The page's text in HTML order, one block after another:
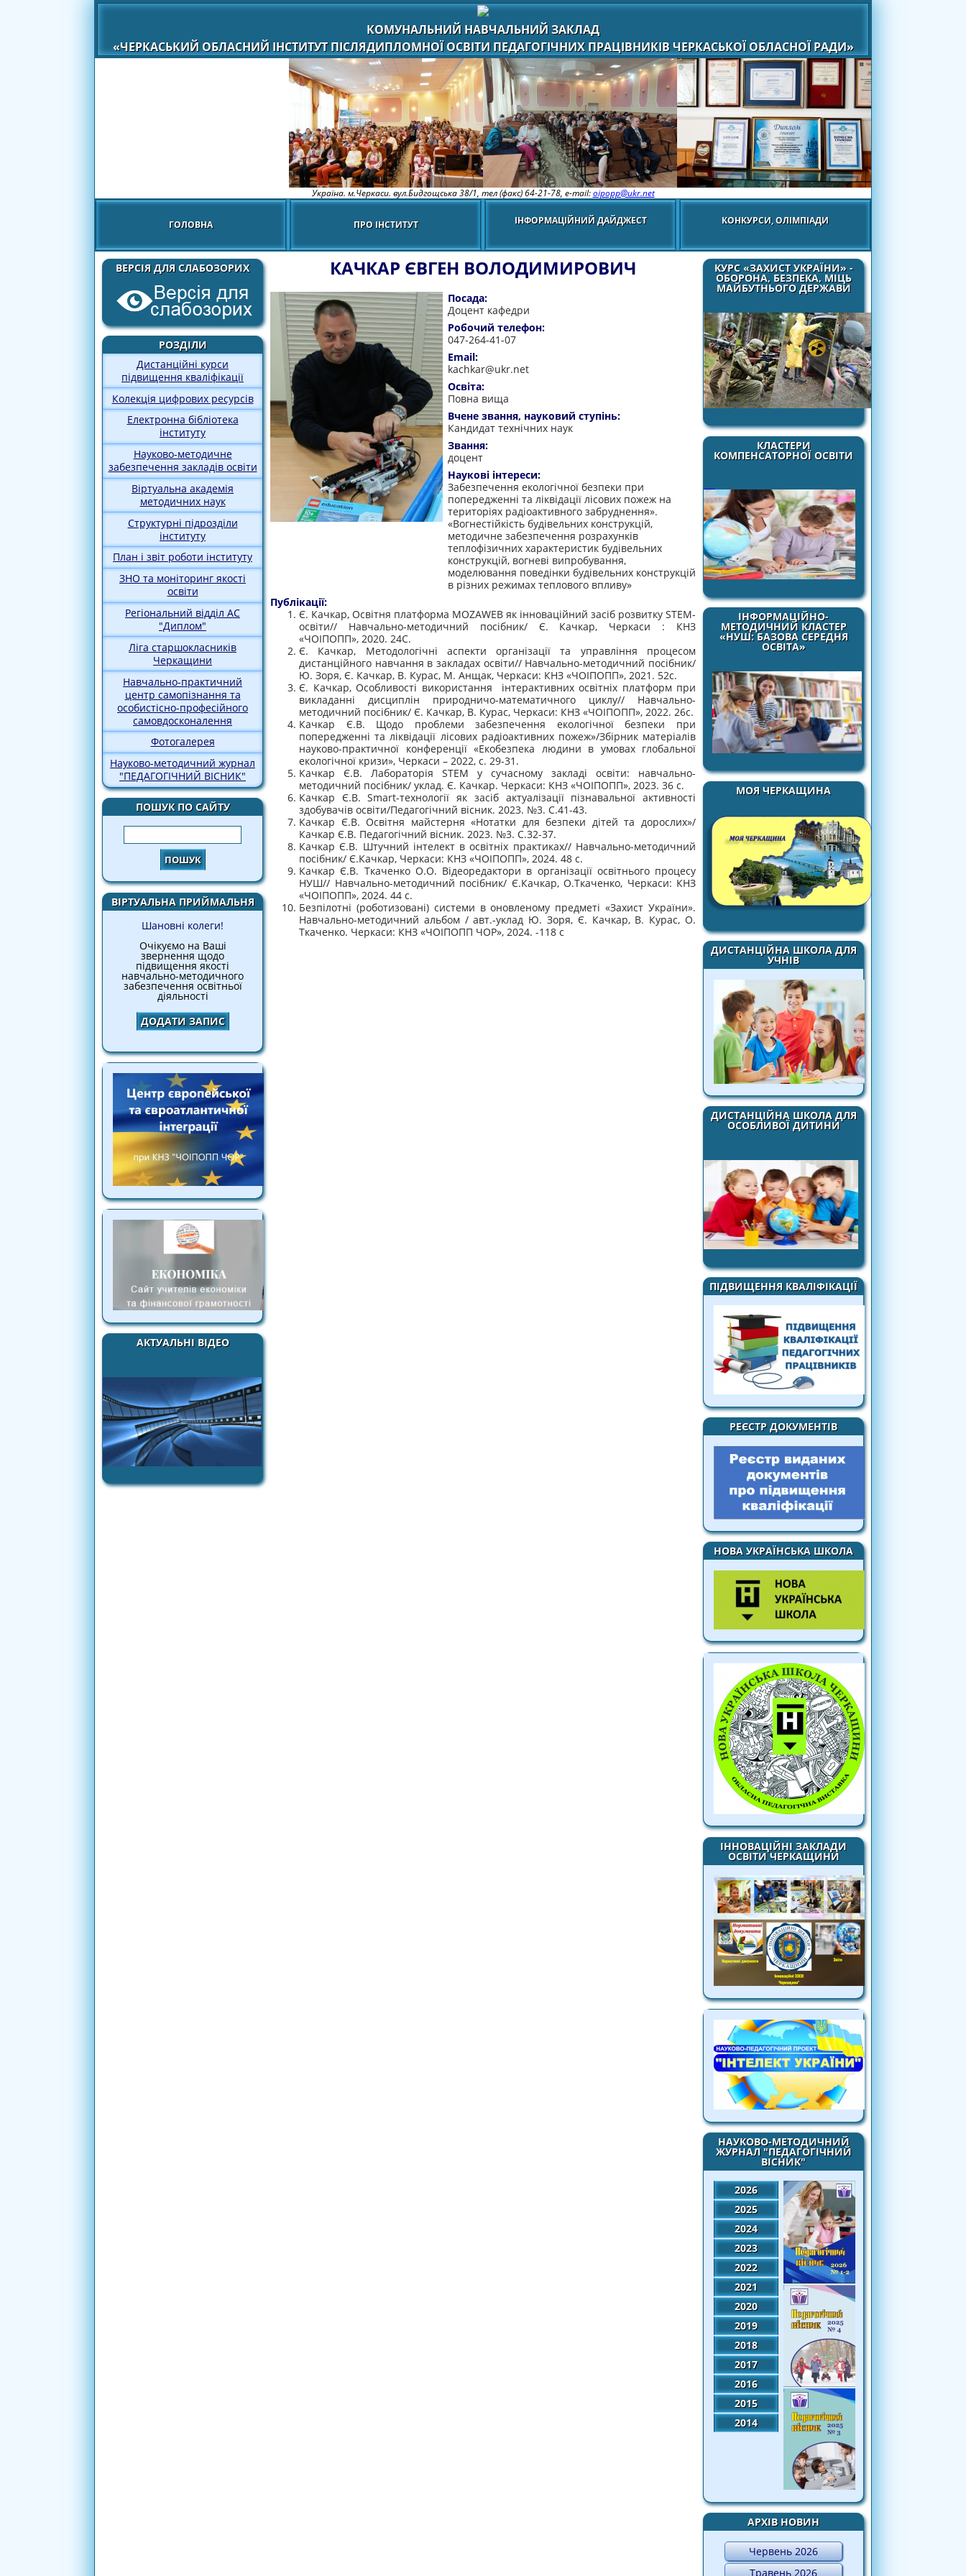
КОМУНАЛЬНИЙ НАВЧАЛЬНИЙ ЗАКЛАД
«ЧЕРКАСЬКИЙ ОБЛАСНИЙ ІНСТИТУТ ПІСЛЯДИПЛОМНОЇ ОСВІТИ ПЕДАГОГІЧНИХ ПРАЦІВНИКІВ ЧЕРКАСЬКОЇ ОБЛАСНОЇ РАДИ»
Україна. м.Черкаси. вул.Бидгощська 38/1, тел (факс) 64-21-78, e-mail:oipopp@ukr.net
ГОЛОВНА ПРО ІНСТИТУТ ІНФОРМАЦІЙНИЙ ДАЙДЖЕСТ КОНКУРСИ, ОЛІМПІАДИ
ВЕРСІЯ ДЛЯ СЛАБОЗОРИХ
РОЗДІЛИ
Дистанційні курси
підвищення кваліфікації
Колекція цифрових ресурсів
Електронна бібліотека
інституту
Науково-методичне
забезпечення закладів освіти
Віртуальна академія
методичних наук
Структурні підрозділи
інституту
План і звіт роботи інституту
ЗНО та моніторинг якості
освіти
Регіональний відділ АС
"Диплом"
Ліга старшокласників
Черкащини
Навчально-практичний
центр самопізнання та
особистісно-професійного
самовдосконалення
Фотогалерея
Науково-методичний журнал
"ПЕДАГОГІЧНИЙ ВІСНИК"
ПОШУК ПО САЙТУ
Пошук
ВІРТУАЛЬНА ПРИЙМАЛЬНЯ
Шановні колеги!
Очікуємо на Ваші
звернення щодо
підвищення якості
навчально-методичного
забезпечення освітньої
діяльності
ДОДАТИ ЗАПИС
АКТУАЛЬНІ ВІДЕО
КУРС «ЗАХИСТ УКРАЇНИ» -
ОБОРОНА, БЕЗПЕКА, МІЦЬ
МАЙБУТНЬОГО ДЕРЖАВИ
КЛАСТЕРИ
КОМПЕНСАТОРНОЇ ОСВІТИ
ІНФОРМАЦІЙНО-
МЕТОДИЧНИЙ КЛАСТЕР
«НУШ: БАЗОВА СЕРЕДНЯ
ОСВІТА»
МОЯ ЧЕРКАЩИНА
ДИСТАНЦІЙНА ШКОЛА ДЛЯ
УЧНІВ
ДИСТАНЦІЙНА ШКОЛА ДЛЯ
ОСОБЛИВОЇ ДИТИНИ
ПІДВИЩЕННЯ КВАЛІФІКАЦІЇ
РЕЄСТР ДОКУМЕНТІВ
НОВА УКРАЇНСЬКА ШКОЛА
ІННОВАЦІЙНІ ЗАКЛАДИ
ОСВІТИ ЧЕРКАЩИНИ
НАУКОВО-МЕТОДИЧНИЙ
ЖУРНАЛ "ПЕДАГОГІЧНИЙ
ВІСНИК"
2026
2025
2024
2023
2022
2021
2020
2019
2018
2017
2016
2015
2014
АРХІВ НОВИН
Червень 2026
Травень 2026
КАЧКАР ЄВГЕН ВОЛОДИМИРОВИЧ
Посада:
Доцент кафедри
Робочий телефон:
047-264-41-07
Email:
kachkar@ukr.net
Освіта:
Повна вища
Вчене звання, науковий ступінь:
Кандидат технічних наук
Звання:
доцент
Наукові інтереси:
Забезпечення екологічної безпеки при
попередженні та ліквідації лісових пожеж на
територіях радіоактивного забруднення».
«Вогнестійкість будівельних конструкцій,
методичне забезпечення розрахунків
теплофізичних характеристик будівельних
конструкцій, вогневі випробування,
моделювання поведінки будівельних конструкцій
в різних режимах теплового впливу»
Публікації:
Є. Качкар, Освітня платформа MOZAWEB як інноваційний засіб розвитку STEM-
освіти// Навчально-методичний посібник/ Є. Качкар, Черкаси : КНЗ
«ЧОІПОПП», 2020. 24С.
Є. Качкар, Методологічні аспекти організації та управління процесом
дистанційного навчання в закладах освіти// Навчально-методичний посібник/
Ю. Зоря, Є. Качкар, В. Курас, М. Анщак, Черкаси: КНЗ «ЧОІПОПП», 2021. 52с.
Є. Качкар, Особливості використання інтерактивних освітніх платформ при
викладанні дисциплін природничо-математичного циклу// Навчально-
методичний посібник/ Є. Качкар, В. Курас, Черкаси: КНЗ «ЧОІПОПП», 2022. 26с.
Качкар Є.В. Щодо проблеми забезпечення екологічної безпеки при
попередженні та ліквідації лісових радіоактивних пожеж»/Збірник матеріалів
науково-практичної конференції «Екобезпека людини в умовах глобальної
екологічної кризи», Черкаси – 2022, с. 29-31.
Качкар Є.В. Лабораторія STEM у сучасному закладі освіти: навчально-
методичний посібник/ уклад. Є. Качкар. Черкаси: КНЗ «ЧОІПОПП», 2023. 36 с.
Качкар Є.В. Smart-технології як засіб актуалізації пізнавальної активності
здобувачів освіти/Педагогічний вісник. 2023. №3. С.41-43.
Качкар Є.В. Освітня майстерня «Нотатки для безпеки дітей та дорослих»/
Качкар Є.В. Педагогічний вісник. 2023. №3. С.32-37.
Качкар Є.В. Штучний інтелект в освітніх практиках// Навчально-методичний
посібник/ Є.Качкар, Черкаси: КНЗ «ЧОІПОПП», 2024. 48 с.
Качкар Є.В. Ткаченко О.О. Відеоредактори в організації освітнього процесу
НУШ// Навчально-методичний посібник/ Є.Качкар, О.Ткаченко, Черкаси: КНЗ
«ЧОІПОПП», 2024. 44 с.
Безпілотні (роботизовані) системи в оновленому предметі «Захист України».
Навчально-методичний альбом / авт.-уклад Ю. Зоря, Є. Качкар, В. Курас, О.
Ткаченко. Черкаси: КНЗ «ЧОІПОПП ЧОР», 2024. -118 с